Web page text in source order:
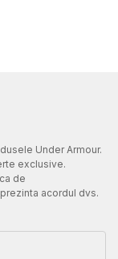
Under Armour.
exclusive.
de
acordul dvs.